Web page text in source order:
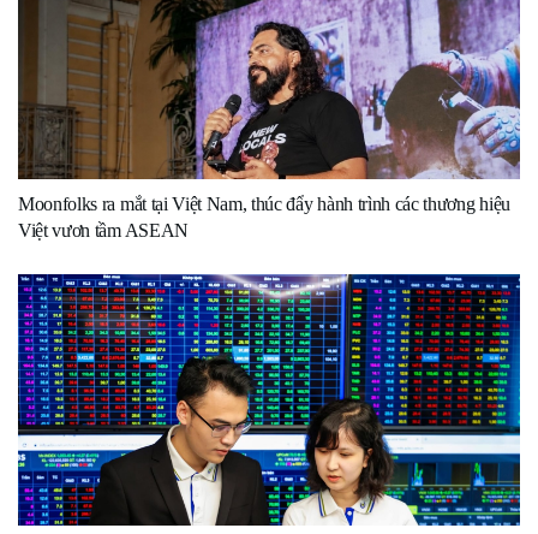
Moonfolks ra mắt tại Việt Nam, thúc đẩy hành trình các thương hiệu
Việt vươn tầm ASEAN